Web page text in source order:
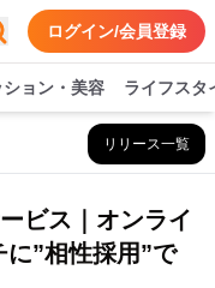
ログイン/会員登録
ション・美容 ライフスタ
リリース一覧
ビス｜オンライ
”相性採用”で